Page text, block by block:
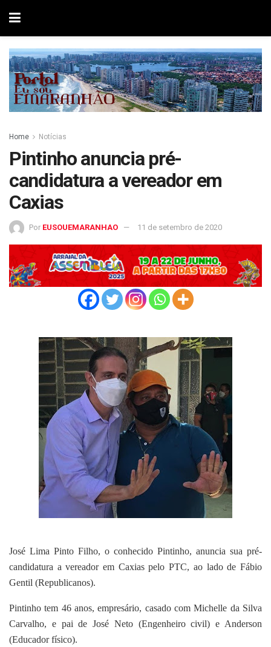
Home Notícias
Pintinho anuncia pré-
candidatura a vereador em
Caxias
Por EUSOUEMARANHAO 11 de setembro de 2020
José Lima Pinto Filho, o conhecido Pintinho, anuncia sua pré-
candidatura a vereador em Caxias pelo PTC, ao lado de Fábio
Gentil (Republicanos).
Pintinho tem 46 anos, empresário, casado com Michelle da Silva
Carvalho, e pai de José Neto (Engenheiro civil) e Anderson
(Educador físico).